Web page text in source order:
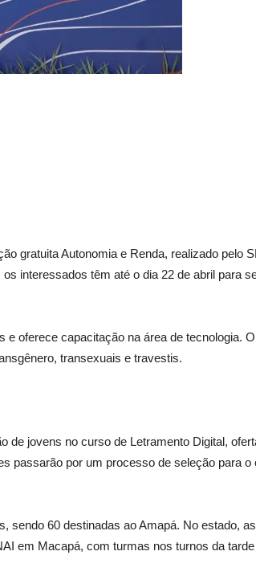
gratuita Autonomia e Renda, realizado pelo
interessados têm até o dia 22 de abril para
e oferece capacitação na área de tecnologia.
transexuais e travestis.
de jovens no curso de Letramento Digital,
passarão por um processo de seleção para o
sendo 60 destinadas ao Amapá. No estado,
em Macapá, com turmas nos turnos da